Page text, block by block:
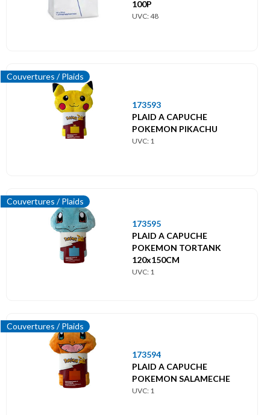
100P
UVC: 48
Couvertures / Plaids
173593
PLAID A CAPUCHE
POKEMON PIKACHU
UVC: 1
Couvertures / Plaids
173595
PLAID A CAPUCHE
POKEMON TORTANK
120x150CM
UVC: 1
Couvertures / Plaids
173594
PLAID A CAPUCHE
POKEMON SALAMECHE
UVC: 1